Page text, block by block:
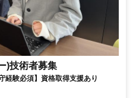
)技術者募集
経験必須】資格取得支援あり